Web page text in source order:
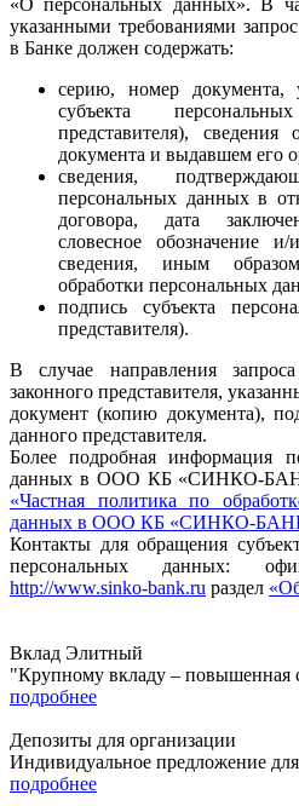
указанными требованиями
в Банке должен содержать:
серию, номер документа,
субъекта
представителя),
документа и выдавшем его
сведения,
персональных данных в
договора, дата
словесное обозначение
сведения, иным
обработки персональных
подпись субъекта
представителя).
В случае направления запроса
законного представителя,
документ (копию документа),
данного представителя.
Более подробная информация
данных в ООО КБ «СИНКО-
«Частная политика по
данных в ООО КБ «СИНКО-
Контакты для обращения
персональных данных:
http://www.sinko-bank.ru раздел
Вклад Элитный
"Крупному вкладу – повышенная
подробнее
Депозиты для организации
Индивидуальное предложение
подробнее